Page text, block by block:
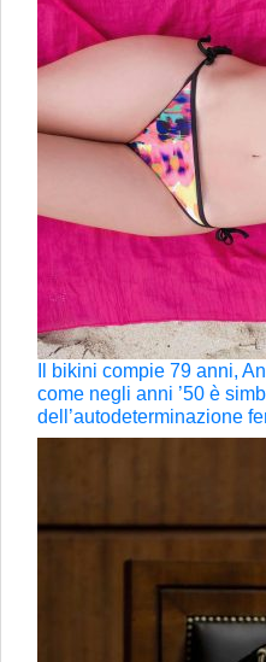
Il bikini compie 79 anni,
come negli anni ’50 è
dell’autodeterminazione